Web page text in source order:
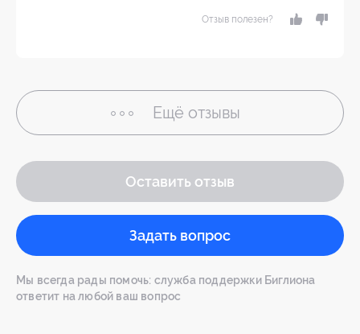
Отзыв полезен?
Ещё отзывы
Оставить отзыв
Задать вопрос
Мы всегда рады помочь: служба поддержки Биглиона
ответит на любой ваш вопрос